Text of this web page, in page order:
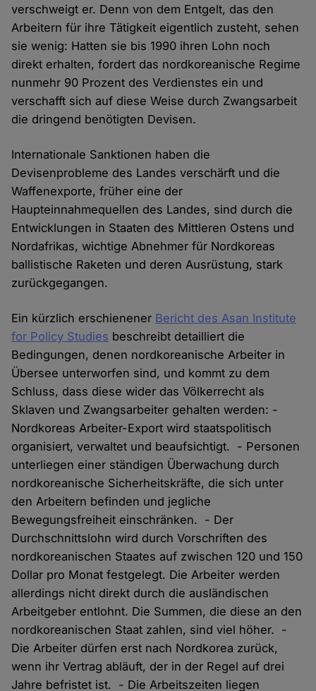
verschweigt er. Denn von dem Entgelt, das den
Arbeitern für ihre Tätigkeit eigentlich zusteht, sehen
sie wenig: Hatten sie bis 1990 ihren Lohn noch
direkt erhalten, fordert das nordkoreanische Regime
nunmehr 90 Prozent des Verdienstes ein und
verschafft sich auf diese Weise durch Zwangsarbeit
die dringend benötigten Devisen.
Internationale Sanktionen haben die
Devisenprobleme des Landes verschärft und die
Waffenexporte, früher eine der
Haupteinnahmequellen des Landes, sind durch die
Entwicklungen in Staaten des Mittleren Ostens und
Nordafrikas, wichtige Abnehmer für Nordkoreas
ballistische Raketen und deren Ausrüstung, stark
zurückgegangen.
Ein kürzlich erschienener Bericht des Asan Institute
for Policy Studies beschreibt detailliert die
Bedingungen, denen nordkoreanische Arbeiter in
Übersee unterworfen sind, und kommt zu dem
Schluss, dass diese wider das Völkerrecht als
Sklaven und Zwangsarbeiter gehalten werden: -
Nordkoreas Arbeiter-Export wird staatspolitisch
organisiert, verwaltet und beaufsichtigt. - Personen
unterliegen einer ständigen Überwachung durch
nordkoreanische Sicherheitskräfte, die sich unter
den Arbeitern befinden und jegliche
Bewegungsfreiheit einschränken. - Der
Durchschnittslohn wird durch Vorschriften des
nordkoreanischen Staates auf zwischen 120 und 150
Dollar pro Monat festgelegt. Die Arbeiter werden
allerdings nicht direkt durch die ausländischen
Arbeitgeber entlohnt. Die Summen, die diese an den
nordkoreanischen Staat zahlen, sind viel höher. -
Die Arbeiter dürfen erst nach Nordkorea zurück,
wenn ihr Vertrag abläuft, der in der Regel auf drei
Jahre befristet ist. - Die Arbeitszeiten liegen